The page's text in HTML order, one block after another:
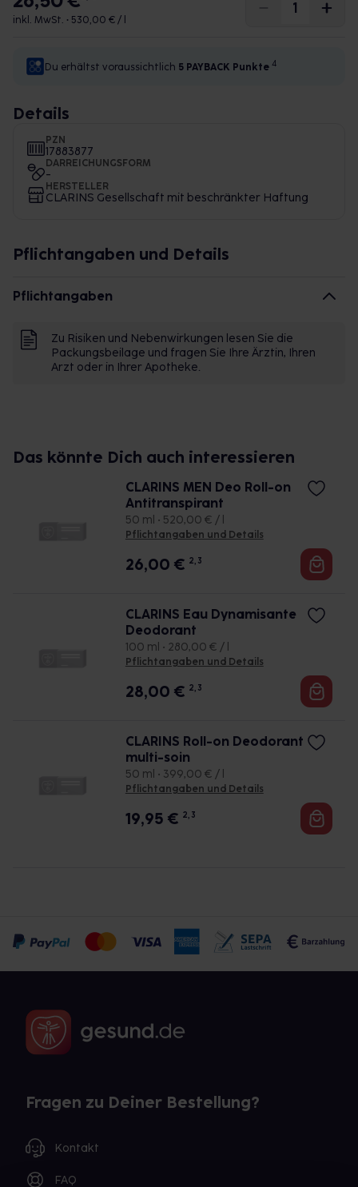
inkl. MwSt. • 530,00 € / l
Du erhältst voraussichtlich 5 PAYBACK Punkte 4
Details
PZN
17883877
DARREICHUNGSFORM
-
HERSTELLER
CLARINS Gesellschaft mit beschränkter Haftung
Pflichtangaben und Details
Pflichtangaben
Zu Risiken und Nebenwirkungen lesen Sie die
Packungsbeilage und fragen Sie Ihre Ärztin, Ihren
Arzt oder in Ihrer Apotheke.
Das könnte Dich auch interessieren
CLARINS MEN Deo Roll-on
Antitranspirant
50 ml • 520,00 € / l
Pflichtangaben und Details
26,00 € 2, 3
CLARINS Eau Dynamisante
Deodorant
100 ml • 280,00 € / l
Pflichtangaben und Details
28,00 € 2, 3
CLARINS Roll-on Deodorant
multi-soin
50 ml • 399,00 € / l
Pflichtangaben und Details
19,95 € 2, 3
Fragen zu Deiner Bestellung?
Kontakt
FAQ